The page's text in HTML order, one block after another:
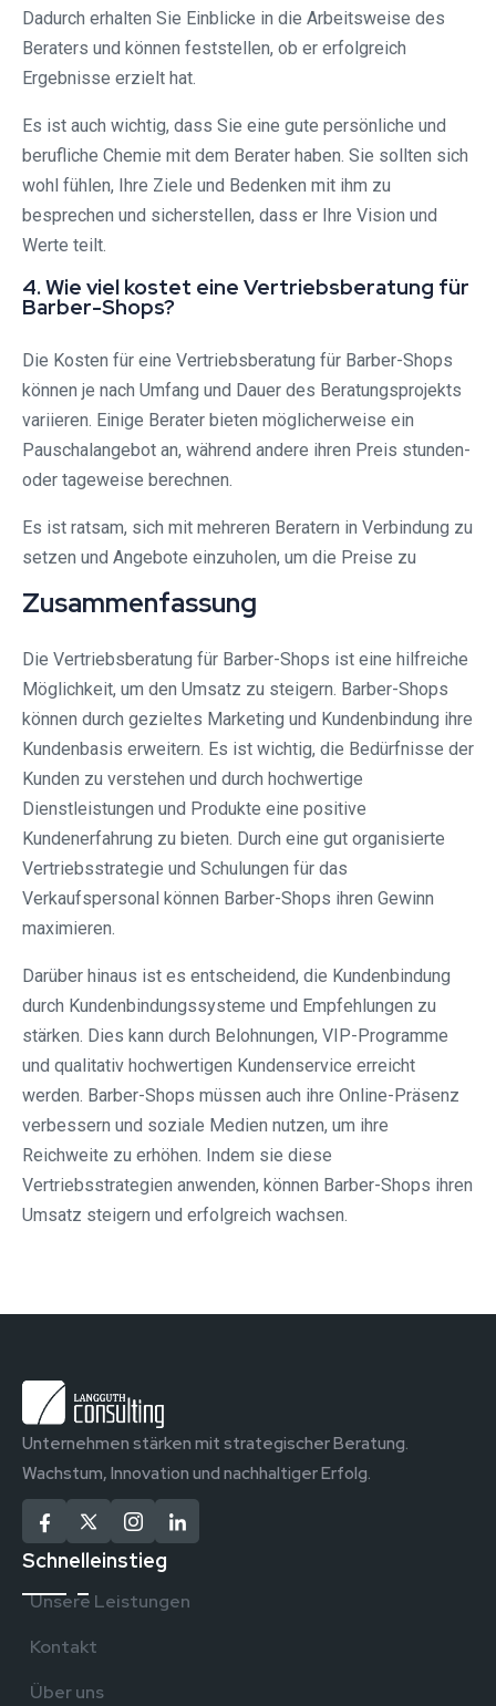
Dadurch erhalten Sie Einblicke in die Arbeitsweise des
Beraters und können feststellen, ob er erfolgreich
Ergebnisse erzielt hat.
Es ist auch wichtig, dass Sie eine gute persönliche und
berufliche Chemie mit dem Berater haben. Sie sollten sich
wohl fühlen, Ihre Ziele und Bedenken mit ihm zu
besprechen und sicherstellen, dass er Ihre Vision und
Werte teilt.
4. Wie viel kostet eine Vertriebsberatung für
Barber-Shops?
Die Kosten für eine Vertriebsberatung für Barber-Shops
können je nach Umfang und Dauer des Beratungsprojekts
variieren. Einige Berater bieten möglicherweise ein
Pauschalangebot an, während andere ihren Preis stunden-
oder tageweise berechnen.
Es ist ratsam, sich mit mehreren Beratern in Verbindung zu
setzen und Angebote einzuholen, um die Preise zu
Zusammenfassung
Die Vertriebsberatung für Barber-Shops ist eine hilfreiche
Möglichkeit, um den Umsatz zu steigern. Barber-Shops
können durch gezieltes Marketing und Kundenbindung ihre
Kundenbasis erweitern. Es ist wichtig, die Bedürfnisse der
Kunden zu verstehen und durch hochwertige
Dienstleistungen und Produkte eine positive
Kundenerfahrung zu bieten. Durch eine gut organisierte
Vertriebsstrategie und Schulungen für das
Verkaufspersonal können Barber-Shops ihren Gewinn
maximieren.
Darüber hinaus ist es entscheidend, die Kundenbindung
durch Kundenbindungssysteme und Empfehlungen zu
stärken. Dies kann durch Belohnungen, VIP-Programme
und qualitativ hochwertigen Kundenservice erreicht
werden. Barber-Shops müssen auch ihre Online-Präsenz
verbessern und soziale Medien nutzen, um ihre
Reichweite zu erhöhen. Indem sie diese
Vertriebsstrategien anwenden, können Barber-Shops ihren
Umsatz steigern und erfolgreich wachsen.
Unternehmen stärken mit strategischer Beratung.
Wachstum, Innovation und nachhaltiger Erfolg.
Schnelleinstieg
Unsere Leistungen
Kontakt
Über uns